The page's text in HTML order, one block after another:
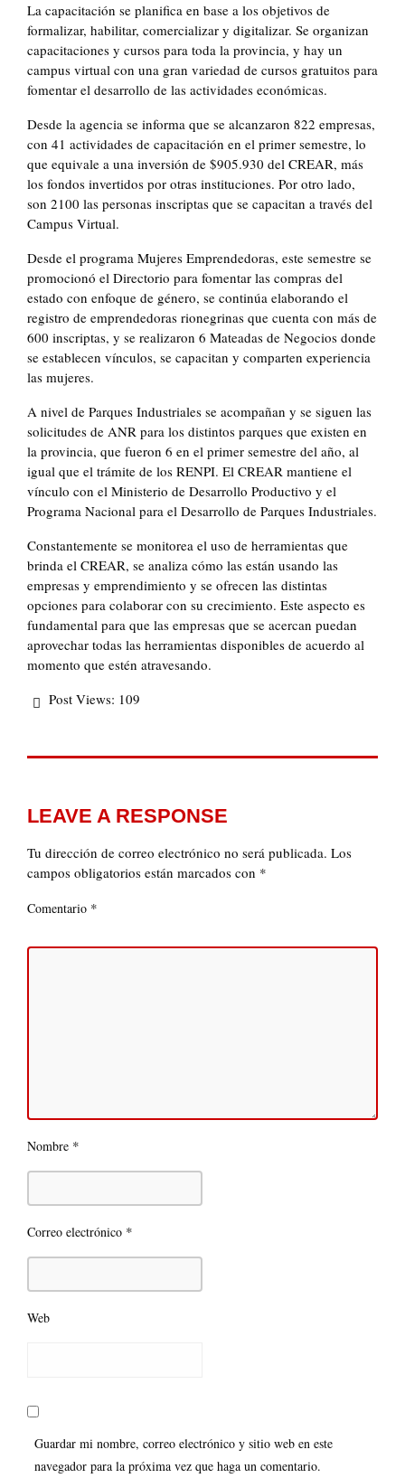
La capacitación se planifica en base a los objetivos de
formalizar, habilitar, comercializar y digitalizar. Se organizan
capacitaciones y cursos para toda la provincia, y hay un
campus virtual con una gran variedad de cursos gratuitos para
fomentar el desarrollo de las actividades económicas.
Desde la agencia se informa que se alcanzaron 822 empresas,
con 41 actividades de capacitación en el primer semestre, lo
que equivale a una inversión de $905.930 del CREAR, más
los fondos invertidos por otras instituciones. Por otro lado,
son 2100 las personas inscriptas que se capacitan a través del
Campus Virtual.
Desde el programa Mujeres Emprendedoras, este semestre se
promocionó el Directorio para fomentar las compras del
estado con enfoque de género, se continúa elaborando el
registro de emprendedoras rionegrinas que cuenta con más de
600 inscriptas, y se realizaron 6 Mateadas de Negocios donde
se establecen vínculos, se capacitan y comparten experiencia
las mujeres.
A nivel de Parques Industriales se acompañan y se siguen las
solicitudes de ANR para los distintos parques que existen en
la provincia, que fueron 6 en el primer semestre del año, al
igual que el trámite de los RENPI. El CREAR mantiene el
vínculo con el Ministerio de Desarrollo Productivo y el
Programa Nacional para el Desarrollo de Parques Industriales.
Constantemente se monitorea el uso de herramientas que
brinda el CREAR, se analiza cómo las están usando las
empresas y emprendimiento y se ofrecen las distintas
opciones para colaborar con su crecimiento. Este aspecto es
fundamental para que las empresas que se acercan puedan
aprovechar todas las herramientas disponibles de acuerdo al
momento que estén atravesando.
Post Views: 109
LEAVE A RESPONSE
Tu dirección de correo electrónico no será publicada. Los
campos obligatorios están marcados con *
Comentario *
Nombre *
Correo electrónico *
Web
Guardar mi nombre, correo electrónico y sitio web en este
navegador para la próxima vez que haga un comentario.